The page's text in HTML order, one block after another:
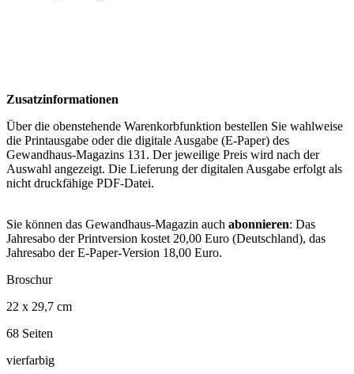
Zusatzinformationen
Über die obenstehende Warenkorbfunktion bestellen Sie wahlweise
die Printausgabe oder die digitale Ausgabe (E-Paper) des
Gewandhaus-Magazins 131. Der jeweilige Preis wird nach der
Auswahl angezeigt. Die Lieferung der digitalen Ausgabe erfolgt als
nicht druckfähige PDF-Datei.
Sie können das Gewandhaus-Magazin auch abonnieren: Das
Jahresabo der Printversion kostet 20,00 Euro (Deutschland), das
Jahresabo der E-Paper-Version 18,00 Euro.
Broschur
22 x 29,7 cm
68 Seiten
vierfarbig